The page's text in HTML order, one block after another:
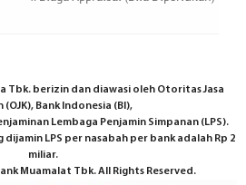
Tbk. berizin dan diawasi oleh Otoritas Jasa
(OJK), Bank Indonesia (BI),
Lembaga Penjamin Simpanan (LPS).
dijamin LPS per nasabah per bank adalah Rp 2
miliar.
Muamalat Tbk. All Rights Reserved.